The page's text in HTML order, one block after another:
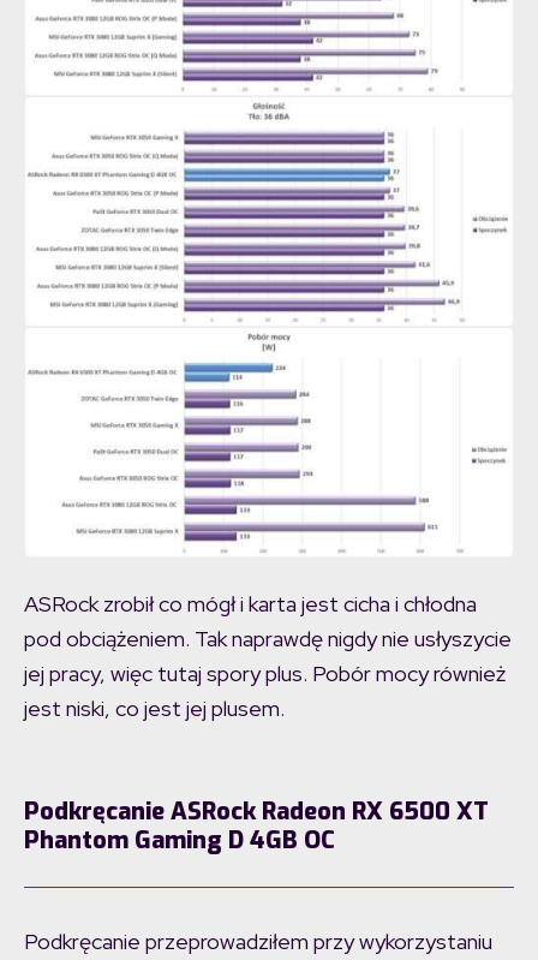
ASRock zrobił co mógł i karta jest cicha i chłodna
pod obciążeniem. Tak naprawdę nigdy nie usłyszycie
jej pracy, więc tutaj spory plus. Pobór mocy również
jest niski, co jest jej plusem.
Podkręcanie ASRock Radeon RX 6500 XT
Phantom Gaming D 4GB OC
Podkręcanie przeprowadziłem przy wykorzystaniu